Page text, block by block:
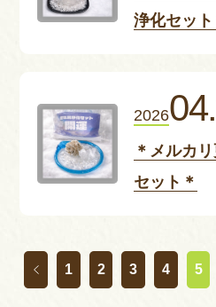
浄化セット
2026
＊メルカ
セット＊
1 2 3 4 5